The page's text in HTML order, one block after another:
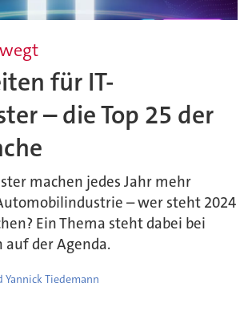
für IT-
– die Top 25 der
machen jedes Jahr mehr
– wer steht 2024
Ein Thema steht dabei bei
auf der Agenda.
Yannick Tiedemann